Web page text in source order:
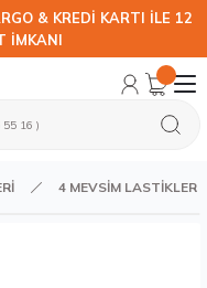
& KREDİ KARTI İLE 12
İMKANI
4 MEVSİM LASTİKLER